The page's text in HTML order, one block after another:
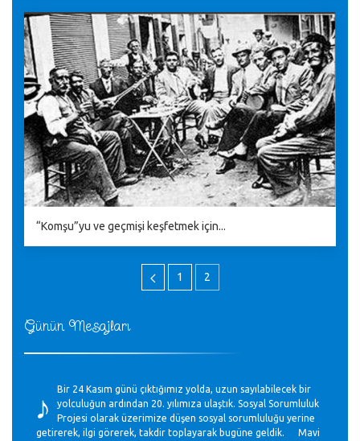
Günün Mesajları
♪
Bir 24 Kasım günü çıktığımız yolda, uzun sayılabilecek bir
yolculuğun ardından 20. yılımıza ulaştık. Sosyal Sorumluluk
Projesi olarak üzerimize düşen sosyal sorumluluğu yerine
getirerek, ilgi görerek, takdir toplayarak bugüne geldik. Mavi
“Komşu”yu ve geçmişi keşfetmek için...
1 2